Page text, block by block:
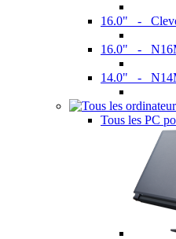
16.0" -
16.0" -
14.0" -
Tous les PC